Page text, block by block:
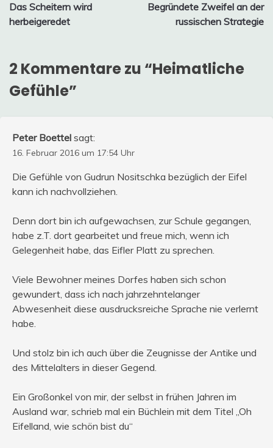
Das Scheitern wird
herbeigeredet
Begründete Zweifel an der
russischen Strategie
2 Kommentare zu “Heimatliche
Gefühle”
Peter Boettel sagt:
16. Februar 2016 um 17:54 Uhr
Die Gefühle von Gudrun Nositschka bezüglich der Eifel
kann ich nachvollziehen.
Denn dort bin ich aufgewachsen, zur Schule gegangen,
habe z.T. dort gearbeitet und freue mich, wenn ich
Gelegenheit habe, das Eifler Platt zu sprechen.
Viele Bewohner meines Dorfes haben sich schon
gewundert, dass ich nach jahrzehntelanger
Abwesenheit diese ausdrucksreiche Sprache nie verlernt
habe.
Und stolz bin ich auch über die Zeugnisse der Antike und
des Mittelalters in dieser Gegend.
Ein Großonkel von mir, der selbst in frühen Jahren im
Ausland war, schrieb mal ein Büchlein mit dem Titel „Oh
Eifelland, wie schön bist du“